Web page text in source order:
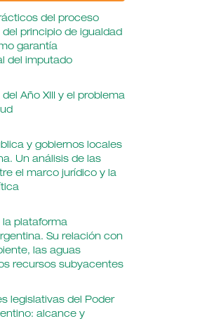
del proceso
del principio de igualdad
garantía
del imputado
Año XIII y el problema
y gobiernos locales
Un análisis de las
el marco jurídico y la
la plataforma
Su relación con
las aguas
recursos subyacentes
legislativas del Poder
alcance y